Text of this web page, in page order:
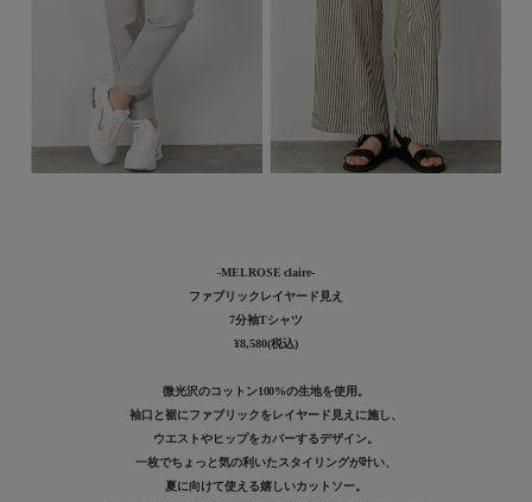
-MELROSE claire-
ファブリックレイヤード見え
7分袖Tシャツ
¥8,580(税込)
微光沢のコットン100%の生地を使用。
袖口と裾にファブリックをレイヤード見えに施し、
ウエストやヒップをカバーするデザイン。
一枚でちょっと気の利いたスタイリングが叶い、
夏に向けて使える嬉しいカットソー。